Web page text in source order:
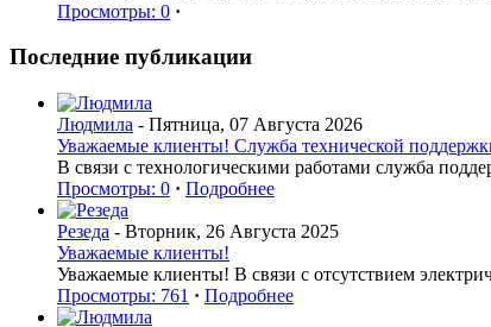
Просмотры: 0 ·
Последние публикации
Людмила - Пятница, 07 Августа 2026
Уважаемые клиенты! Служба технической
В связи с технологическими работами служба
Просмотры: 0 · Подробнее
Резеда - Вторник, 26 Августа 2025
Уважаемые клиенты!
Уважаемые клиенты! В связи с отсутствием
Просмотры: 761 · Подробнее